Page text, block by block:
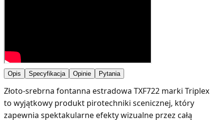
Opis Specyfikacja Opinie Pytania
Złoto-srebrna fontanna estradowa TXF722 marki Triplex
to wyjątkowy produkt pirotechniki scenicznej, który
zapewnia spektakularne efekty wizualne przez całą